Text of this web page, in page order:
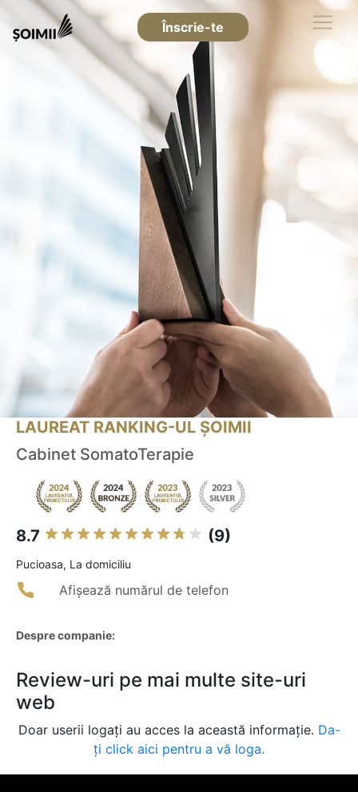
Înscrie-te
LAUREAT RANKING-UL ȘOIMII
Cabinet SomatoTerapie
8.7 (9)
Pucioasa, La domiciliu
Afișează numărul de telefon
Despre companie:
Review-uri pe mai multe site-uri
web
Doar userii logați au acces la această informație. Da-
ți click aici pentru a vă loga.